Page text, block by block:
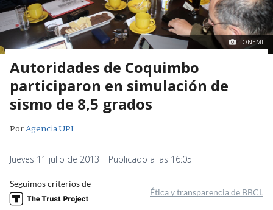
ONEMI
Autoridades de Coquimbo
participaron en simulación de
sismo de 8,5 grados
PorAgencia UPI
Jueves 11 julio de 2013 | Publicado a las 16:05
Seguimos criterios de
Ética y transparencia de BBCL